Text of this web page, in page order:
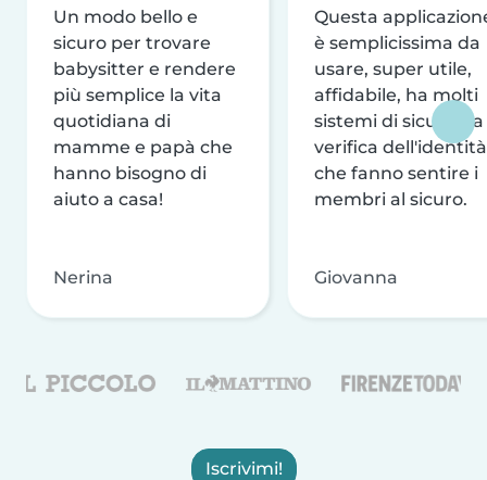
Un modo bello e
sicuro per trovare
babysitter e rendere
più semplice la vita
quotidiana di
mamme e papà che
hanno bisogno di
aiuto a casa!
Nerina
Questa
è semplicissima da
usare, super utile,
affidabile, ha molti
sistemi di sicurezza
verifica dell'identità
che fanno sentire i
membri al sicuro.
Giovanna
Iscrivimi!